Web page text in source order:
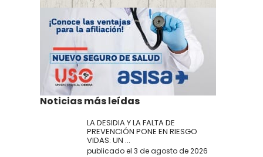
Noticias más leídas
LA DESIDIA Y LA FALTA DE
PREVENCIÓN PONE EN RIESGO
VIDAS: UN ...
publicado el 3 de agosto de 2026